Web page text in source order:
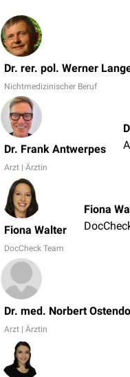
Dr. rer. pol. Werner
Nichtmedizinischer Beruf
Dr. Frank Antwerpes
Arzt | Ärztin
Fiona Walter
DocCheck Team
Fiona
Dr. med. Norbert
Arzt | Ärztin